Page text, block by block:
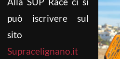
può iscrivere sul
sito
Supracelignano.it